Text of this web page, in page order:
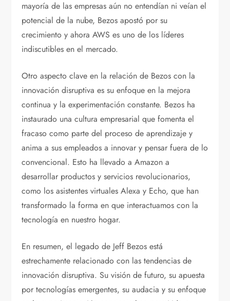
mayoría de las empresas aún no entendían ni veían el
potencial de la nube, Bezos apostó por su
crecimiento y ahora AWS es uno de los líderes
indiscutibles en el mercado.
Otro aspecto clave en la relación de Bezos con la
innovación disruptiva es su enfoque en la mejora
continua y la experimentación constante. Bezos ha
instaurado una cultura empresarial que fomenta el
fracaso como parte del proceso de aprendizaje y
anima a sus empleados a innovar y pensar fuera de lo
convencional. Esto ha llevado a Amazon a
desarrollar productos y servicios revolucionarios,
como los asistentes virtuales Alexa y Echo, que han
transformado la forma en que interactuamos con la
tecnología en nuestro hogar.
En resumen, el legado de Jeff Bezos está
estrechamente relacionado con las tendencias de
innovación disruptiva. Su visión de futuro, su apuesta
por tecnologías emergentes, su audacia y su enfoque